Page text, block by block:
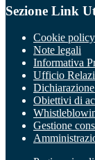
Sezione Link
Cookie policy
Note legali
Informativa
Ufficio
Obiettivi di
Gestione